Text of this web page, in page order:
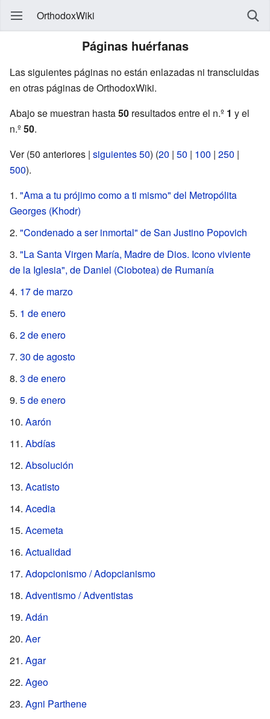
OrthodoxWiki
Páginas huérfanas
Las siguientes páginas no están enlazadas ni transcluidas
en otras páginas de OrthodoxWiki.
Abajo se muestran hasta50 resultados entre el n.º 1 y el
n.º50.
Ver (50 anteriores | siguientes 50) (20 | 50 | 100 | 250 |
500).
"Ama a tu prójimo como a ti mismo" del Metropólita
Georges (Khodr)
"Condenado a ser inmortal" de San Justino Popovich
"La Santa Virgen María, Madre de Dios. Icono viviente
de la Iglesia", de Daniel (Ciobotea) de Rumanía
17 de marzo
1 de enero
2 de enero
30 de agosto
3 de enero
5 de enero
Aarón
Abdías
Absolución
Acatisto
Acedia
Acemeta
Actualidad
Adopcionismo / Adopcianismo
Adventismo / Adventistas
Adán
Aer
Agar
Ageo
Agni Parthene